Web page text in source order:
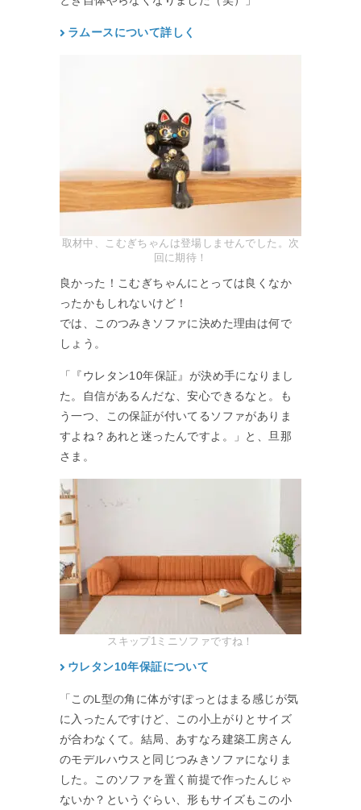
ラムースについて詳しく
取材中、こむぎちゃんは登場しませんでした。次
回に期待！
良かった！こむぎちゃんにとっては良くなか
ったかもしれないけど！
では、このつみきソファに決めた理由は何で
しょう。
「『ウレタン10年保証』が決め手になりまし
た。自信があるんだな、安心できるなと。も
う一つ、この保証が付いてるソファがありま
すよね？あれと迷ったんですよ。」と、旦那
さま。
スキップ1ミニソファですね！
ウレタン10年保証について
「このL型の角に体がすぽっとはまる感じが気
に入ったんですけど、この小上がりとサイズ
が合わなくて。結局、あすなろ建築工房さん
のモデルハウスと同じつみきソファになりま
した。このソファを置く前提で作ったんじゃ
ないか？というぐらい、形もサイズもこの小